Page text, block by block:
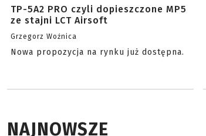
TP-5A2 PRO czyli dopieszczone MP5
ze stajni LCT Airsoft
Grzegorz Woźnica
Nowa propozycja na rynku już dostępna.
NAJNOWSZE